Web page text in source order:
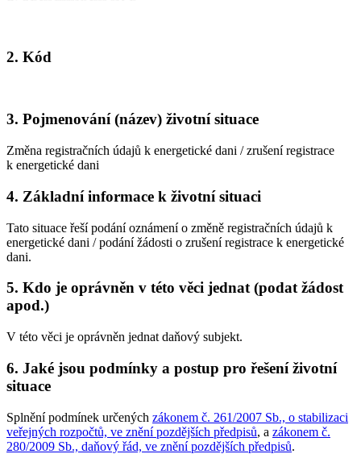
2. Kód
3. Pojmenování (název) životní situace
Změna registračních údajů k energetické dani / zrušení registrace
k energetické dani
4. Základní informace k životní situaci
Tato situace řeší podání oznámení o změně registračních údajů k
energetické dani / podání žádosti o zrušení registrace k energetické
dani.
5. Kdo je oprávněn v této věci jednat (podat žádost
apod.)
V této věci je oprávněn jednat daňový subjekt.
6. Jaké jsou podmínky a postup pro řešení životní
situace
Splnění podmínek určených zákonem č. 261/2007 Sb., o stabilizaci
veřejných rozpočtů, ve znění pozdějších předpisů, a zákonem č.
280/2009 Sb., daňový řád, ve znění pozdějších předpisů.